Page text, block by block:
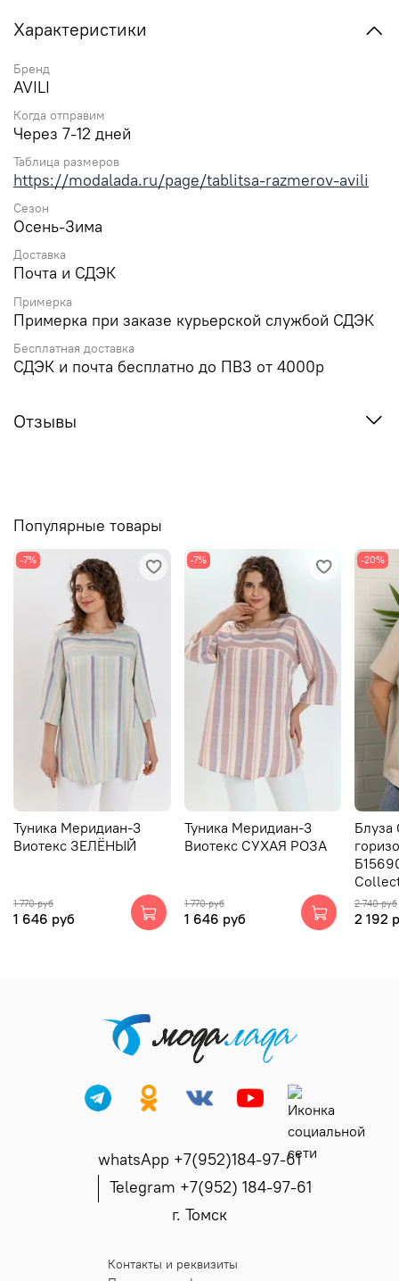
Характеристики
Бренд
AVILI
Когда отправим
Через 7-12 дней
Таблица размеров
https://modalada.ru/page/tablitsa-razmerov-avili
Сезон
Осень-Зима
Доставка
Почта и СДЭК
Примерка
Примерка при заказе курьерской службой СДЭК
Бесплатная доставка
СДЭК и почта бесплатно до ПВЗ от 4000р
Отзывы
Популярные товары
-7%
Туника Меридиан-3
Виотекс ЗЕЛЁНЫЙ
1 770 руб
1 646 руб
-7%
Туника Меридиан-3
Виотекс СУХАЯ РОЗА
1 770 руб
1 646 руб
-20%
Блуза
2 740 руб
2 192
whatsApp +7(952)184-97-61
Telegram +7(952) 184-97-61
г. Томск
Контакты и реквизиты